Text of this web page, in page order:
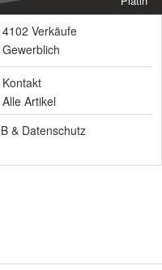
4102 Verkäufe
Gewerblich
Kontakt
Alle Artikel
& Datenschutz